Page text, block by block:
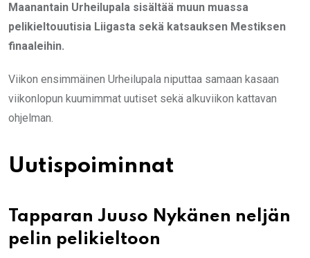
Maanantain Urheilupala sisältää muun muassa
pelikieltouutisia Liigasta sekä katsauksen Mestiksen
finaaleihin.
Viikon ensimmäinen Urheilupala niputtaa samaan kasaan
viikonlopun kuumimmat uutiset sekä alkuviikon kattavan
ohjelman.
Uutispoiminnat
Tapparan Juuso Nykänen neljän
pelin pelikieltoon